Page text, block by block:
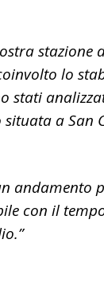
stazione
lo
stati
a San
con il